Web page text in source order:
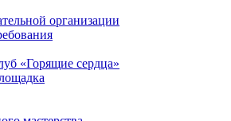
организации
«Горящие сердца»